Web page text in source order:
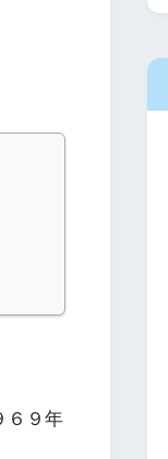
６９年